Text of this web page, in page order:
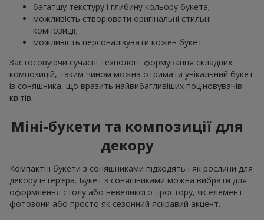
багатшу текстуру і глибину кольору букета;
можливість створювати оригінальні стильні
композиції;
можливість персоналізувати кожен букет.
Застосовуючи сучасні технології формування складних
композицій, таким чином можна отримати унікальний букет
із соняшника, що вразить найвибагливіших поціновувачів
квітів.
Міні-букети та композиції для
декору
Компактні букети з соняшниками підходять і як рослини для
декору інтер’єра. Букет з соняшниками можна вибрати для
оформлення столу або невеликого простору, як елемент
фотозони або просто як сезонний яскравий акцент.